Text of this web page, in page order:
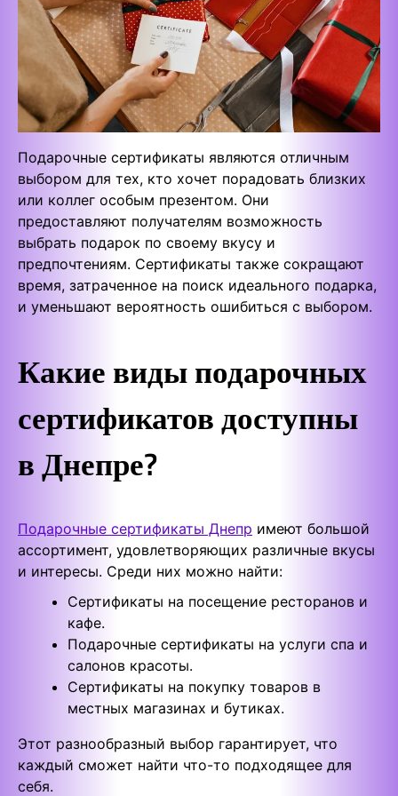
Подарочные сертификаты являются отличным
выбором для тех, кто хочет порадовать близких
или коллег особым презентом. Они
предоставляют получателям возможность
выбрать подарок по своему вкусу и
предпочтениям. Сертификаты также сокращают
время, затраченное на поиск идеального подарка,
и уменьшают вероятность ошибиться с выбором.
Какие виды подарочных
сертификатов доступны
в Днепре?
Подарочные сертификаты Днепр имеют большой
ассортимент, удовлетворяющих различные вкусы
и интересы. Среди них можно найти:
Сертификаты на посещение ресторанов и
кафе.
Подарочные сертификаты на услуги спа и
салонов красоты.
Сертификаты на покупку товаров в
местных магазинах и бутиках.
Этот разнообразный выбор гарантирует, что
каждый сможет найти что-то подходящее для
себя.